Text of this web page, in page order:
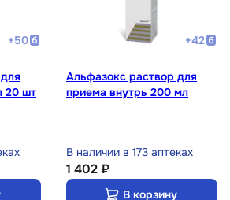
+50
20 шт
+42
Альфазокс раствор для
приема внутрь 200 мл
В наличии в 173 аптеках
1 402 ₽
В корзину